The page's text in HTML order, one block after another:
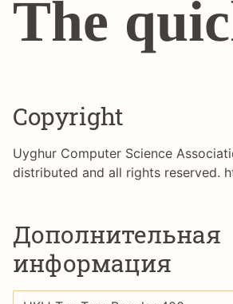
The
Copyright
Uyghur Computer Science
distributed and all rights reserved.
Дополнительная
информация